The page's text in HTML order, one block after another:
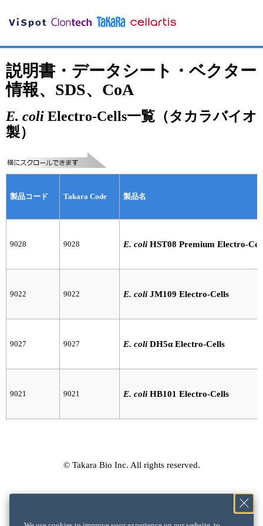
説明書・データシート・ベクター
情報、SDS、CoA
E. coli Electro-Cells一覧（タカラバイオ
製）
製品コード Takara Code 製品名
9028 9028 E. coli HST08 Premium Electro-
9022 9022 E. coli JM109 Electro-Cells
9027 9027 E. coli DH5α Electro-Cells
9021 9021 E. coli HB101 Electro-Cells
© Takara Bio Inc. All rights reserved.